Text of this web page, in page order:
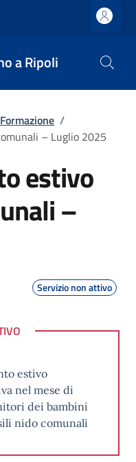
a Ripoli
/
– Luglio 2025
estivo
–
Servizio non attivo
estivo
nel mese di
dei bambini
nido comunali